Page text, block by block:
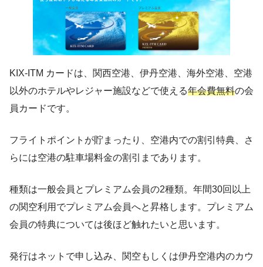
KIX-ITM カードは、関西空港、伊丹空港、海外空港、空港
以外のホテルやレジャー施設などで使える年会費無料の会
員カードです。
フライトポイントが貯まったり、空港内での割引特典、さ
らには空港の駐車場料金の割引まであります。
種類は一般会員とプレミアム会員の2種類。年間30回以上
の関空利用でプレミアム会員へと昇格します。プレミアム
会員の特典については後ほど触れたいと思います。
発行はネットで申し込み、関空もしくは伊丹空港内のカウ